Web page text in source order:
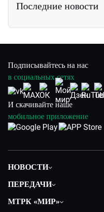
Последние новости
Подписывайтесь на нас
в социальных сетях
И скачивайте наше
мобильное приложение
НОВОСТИ
Экономика
ПЕРЕДАЧИ
МТРК «МИР»